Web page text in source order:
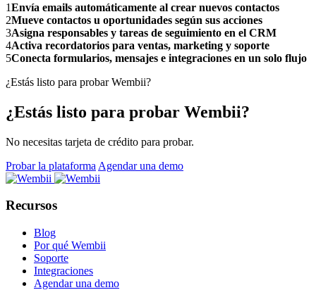
1Envía emails automáticamente al crear nuevos contactos
2Mueve contactos u oportunidades según sus acciones
3Asigna responsables y tareas de seguimiento en el CRM
4Activa recordatorios para ventas, marketing y soporte
5Conecta formularios, mensajes e integraciones en un solo flujo
¿Estás listo para probar Wembii?
¿Estás listo para probar Wembii?
No necesitas tarjeta de crédito para probar.
Probar la plataforma Agendar una demo
Recursos
Blog
Por qué Wembii
Soporte
Integraciones
Agendar una demo